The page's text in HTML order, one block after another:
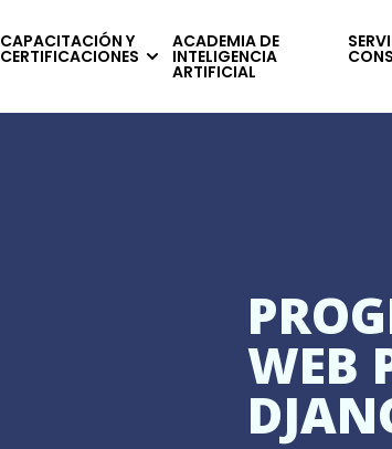
CAPACITACIÓN Y
CERTIFICACIONES
ACADEMIA DE
INTELIGENCIA
ARTIFICIAL
WEB